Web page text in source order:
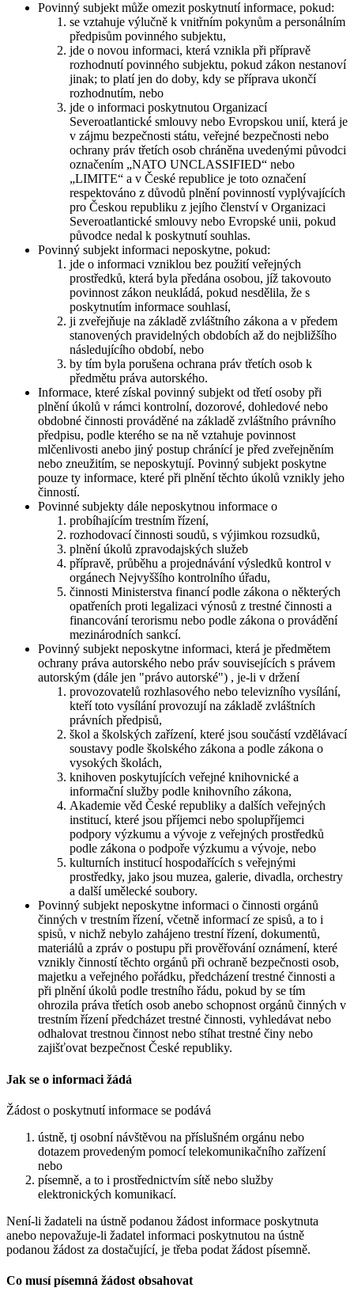
Povinný subjekt může omezit poskytnutí informace, pokud:
se vztahuje výlučně k vnitřním pokynům a personálním
předpisům povinného subjektu,
jde o novou informaci, která vznikla při přípravě
rozhodnutí povinného subjektu, pokud zákon nestanoví
jinak; to platí jen do doby, kdy se příprava ukončí
rozhodnutím, nebo
jde o informaci poskytnutou Organizací
Severoatlantické smlouvy nebo Evropskou unií, která je
v zájmu bezpečnosti státu, veřejné bezpečnosti nebo
ochrany práv třetích osob chráněna uvedenými původci
označením „NATO UNCLASSIFIED“ nebo
„LIMITE“ a v České republice je toto označení
respektováno z důvodů plnění povinností vyplývajících
pro Českou republiku z jejího členství v Organizaci
Severoatlantické smlouvy nebo Evropské unii, pokud
původce nedal k poskytnutí souhlas.
Povinný subjekt informaci neposkytne, pokud:
jde o informaci vzniklou bez použití veřejných
prostředků, která byla předána osobou, jíž takovouto
povinnost zákon neukládá, pokud nesdělila, že s
poskytnutím informace souhlasí,
ji zveřejňuje na základě zvláštního zákona a v předem
stanovených pravidelných obdobích až do nejbližšího
následujícího období, nebo
by tím byla porušena ochrana práv třetích osob k
předmětu práva autorského.
Informace, které získal povinný subjekt od třetí osoby při
plnění úkolů v rámci kontrolní, dozorové, dohledové nebo
obdobné činnosti prováděné na základě zvláštního právního
předpisu, podle kterého se na ně vztahuje povinnost
mlčenlivosti anebo jiný postup chránící je před zveřejněním
nebo zneužitím, se neposkytují. Povinný subjekt poskytne
pouze ty informace, které při plnění těchto úkolů vznikly jeho
činností.
Povinné subjekty dále neposkytnou informace o
probíhajícím trestním řízení,
rozhodovací činnosti soudů, s výjimkou rozsudků,
plnění úkolů zpravodajských služeb
přípravě, průběhu a projednávání výsledků kontrol v
orgánech Nejvyššího kontrolního úřadu,
činnosti Ministerstva financí podle zákona o některých
opatřeních proti legalizaci výnosů z trestné činnosti a
financování terorismu nebo podle zákona o provádění
mezinárodních sankcí.
Povinný subjekt neposkytne informaci, která je předmětem
ochrany práva autorského nebo práv souvisejících s právem
autorským (dále jen "právo autorské") , je-li v držení
provozovatelů rozhlasového nebo televizního vysílání,
kteří toto vysílání provozují na základě zvláštních
právních předpisů,
škol a školských zařízení, které jsou součástí vzdělávací
soustavy podle školského zákona a podle zákona o
vysokých školách,
knihoven poskytujících veřejné knihovnické a
informační služby podle knihovního zákona,
Akademie věd České republiky a dalších veřejných
institucí, které jsou příjemci nebo spolupříjemci
podpory výzkumu a vývoje z veřejných prostředků
podle zákona o podpoře výzkumu a vývoje, nebo
kulturních institucí hospodařících s veřejnými
prostředky, jako jsou muzea, galerie, divadla, orchestry
a další umělecké soubory.
Povinný subjekt neposkytne informaci o činnosti orgánů
činných v trestním řízení, včetně informací ze spisů, a to i
spisů, v nichž nebylo zahájeno trestní řízení, dokumentů,
materiálů a zpráv o postupu při prověřování oznámení, které
vznikly činností těchto orgánů při ochraně bezpečnosti osob,
majetku a veřejného pořádku, předcházení trestné činnosti a
při plnění úkolů podle trestního řádu, pokud by se tím
ohrozila práva třetích osob anebo schopnost orgánů činných v
trestním řízení předcházet trestné činnosti, vyhledávat nebo
odhalovat trestnou činnost nebo stíhat trestné činy nebo
zajišťovat bezpečnost České republiky.
Jak se o informaci žádá
Žádost o poskytnutí informace se podává
ústně, tj osobní návštěvou na příslušném orgánu nebo
dotazem provedeným pomocí telekomunikačního zařízení
nebo
písemně, a to i prostřednictvím sítě nebo služby
elektronických komunikací.
Není-li žadateli na ústně podanou žádost informace poskytnuta
anebo nepovažuje-li žadatel informaci poskytnutou na ústně
podanou žádost za dostačující, je třeba podat žádost písemně.
Co musí písemná žádost obsahovat